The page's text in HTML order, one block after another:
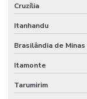
Cruzília
Itanhandu
Brasilândia de Minas
Itamonte
Tarumirim